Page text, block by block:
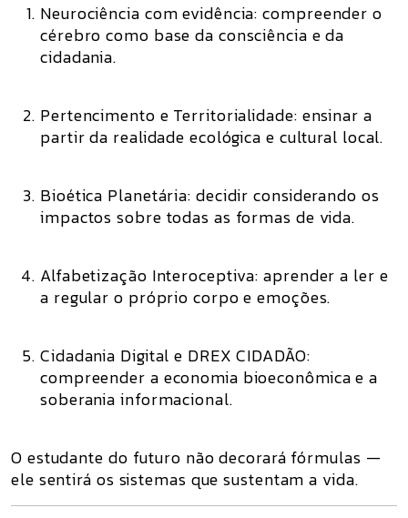
Neurociência com evidência: compreender o
cérebro como base da consciência e da
cidadania.
Pertencimento e Territorialidade: ensinar a
partir da realidade ecológica e cultural local.
Bioética Planetária: decidir considerando os
impactos sobre todas as formas de vida.
Alfabetização Interoceptiva: aprender a ler e
a regular o próprio corpo e emoções.
Cidadania Digital e DREX CIDADÃO:
compreender a economia bioeconômica e a
soberania informacional.
O estudante do futuro não decorará fórmulas —
ele sentirá os sistemas que sustentam a vida.